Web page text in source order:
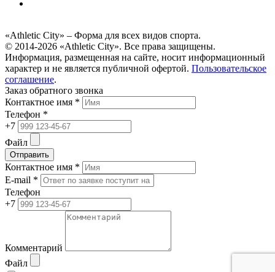
«Athletic City» – Форма для всех видов спорта.
© 2014-2026 «Athletic City». Все права защищены.
Информация, размещенная на сайте, носит информационный
характер и не является публичной офертой. Пользовательское
соглашение.
Заказ обратного звонка
Контактное имя *
Телефон *
+7
Файл
Отправить
Контактное имя *
E-mail *
Телефон
+7
Комментарий
Файл